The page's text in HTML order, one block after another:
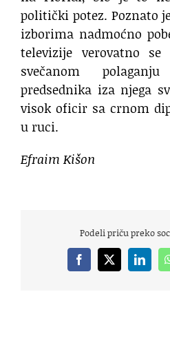
politički potez. Poznato
izborima nadmoćno
televizije verovatno
svečanom
predsednika iza njega
visok oficir sa crnom
u ruci.
Efraim Kišon
Podeli priču preko
Facebook
X